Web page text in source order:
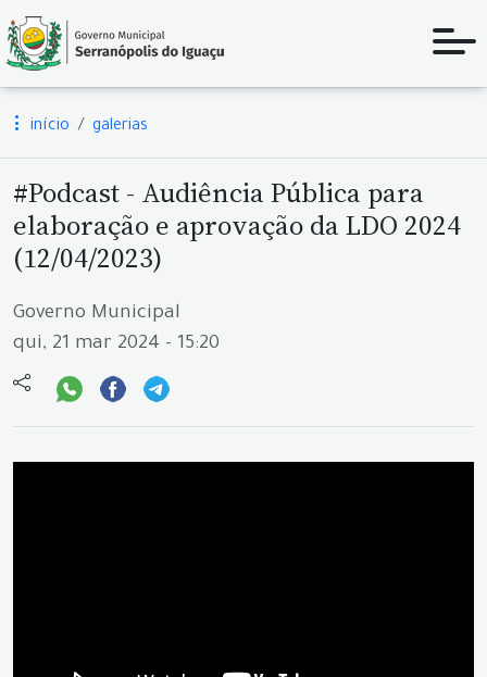
início galerias
#Podcast - Audiência Pública para
elaboração e aprovação da LDO 2024
(12/04/2023)
Governo Municipal
qui, 21 mar 2024 - 15:20